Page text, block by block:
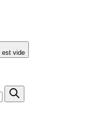
Le panier est vide